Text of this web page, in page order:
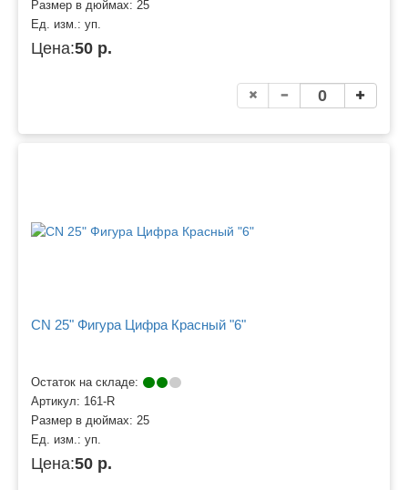
Размер в дюймах: 25
Ед. изм.: уп.
Цена:50 р.
CN 25" Фигура Цифра Красный "6"
Остаток на складе:
Артикул: 161-R
Размер в дюймах: 25
Ед. изм.: уп.
Цена:50 р.